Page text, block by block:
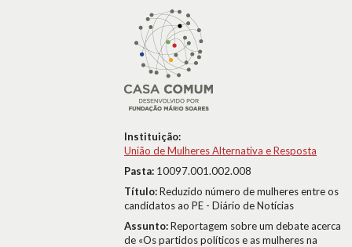
Instituição:
União de Mulheres Alternativa e Resposta
Pasta: 10097.001.002.008
Título:Reduzido número de mulheres entre os
candidatos ao PE - Diário de Notícias
Assunto:Reportagem sobre um debate acerca
de «Os partidos políticos e as mulheres na